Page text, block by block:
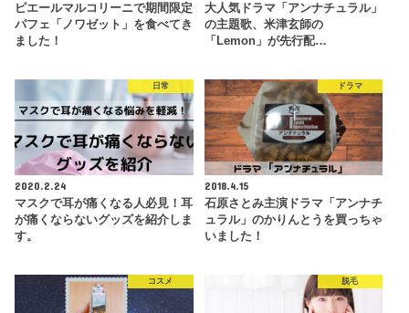
ピエールマルコリーニで期間限定
パフェ「ノワゼット」を食べてき
ました！
大人気ドラマ「アンナチュラル」
の主題歌、米津玄師の
「Lemon」が先行配…
日常
2020.2.24
マスクで耳が痛くなる人必見！耳
が痛くならないグッズを紹介しま
す。
ドラマ
2018.4.15
石原さとみ主演ドラマ「アンナチ
ュラル」のかりんとうを買っちゃ
いました！
コスメ 脱毛